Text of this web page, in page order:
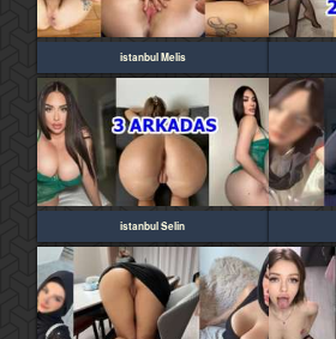
istanbul Melis
istanbul Selin